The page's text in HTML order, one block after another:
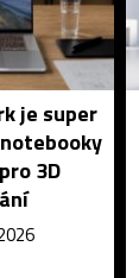
je super
3D